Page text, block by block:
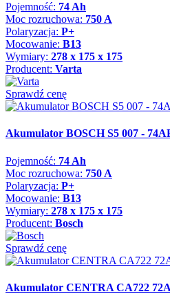
Pojemność: 74 Ah
Moc rozruchowa: 750 A
Polaryzacja: P+
Mocowanie: B13
Wymiary: 278 x 175 x 175
Producent: Varta
Sprawdź cenę
Akumulator BOSCH S5 007 -
Pojemność: 74 Ah
Moc rozruchowa: 750 A
Polaryzacja: P+
Mocowanie: B13
Wymiary: 278 x 175 x 175
Producent: Bosch
Sprawdź cenę
Akumulator CENTRA CA722